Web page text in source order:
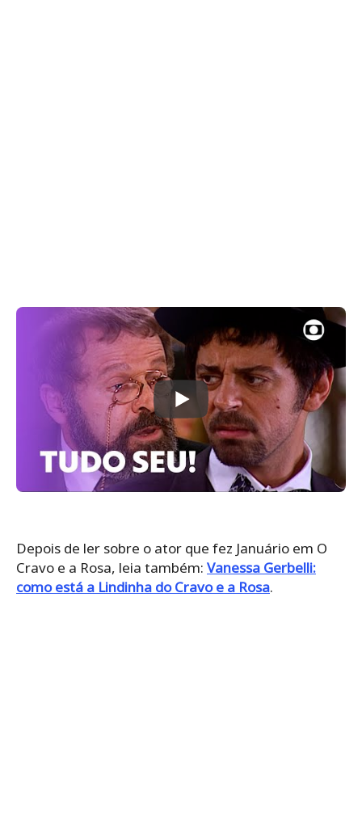
Depois de ler sobre o ator que fez Januário em O
Cravo e a Rosa, leia também: Vanessa Gerbelli:
como está a Lindinha do Cravo e a Rosa.